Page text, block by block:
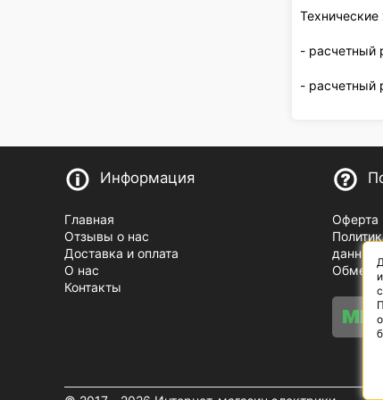
Технические
- расчетный
- расчетный
Информация
Главная
Отзывы о нас
Доставка и оплата
О нас
Контакты
Оферта
данных
Обмен